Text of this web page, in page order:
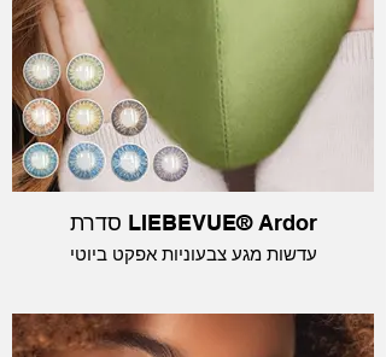
סדרת LIEBEVUE® Ardor
עדשות מגע צבעוניות אפקט ביוטי